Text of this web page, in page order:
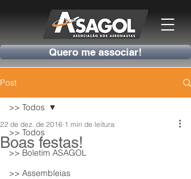
Quero me associar!
Post
>> Todos
>> Boletim ASAGOL
>> Assembleias
>> Todos
Boas festas!
22 de dez. de 2016 1 min de leitura